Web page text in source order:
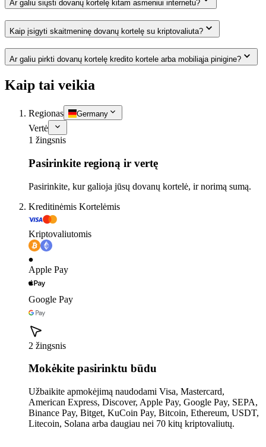
Ar galiu siųsti dovanų kortelę kitam asmeniui internetu?
Kaip įsigyti skaitmeninę dovanų kortelę su kriptovaliuta?
Ar galiu pirkti dovanų kortelę kredito kortele arba mobiliąja pinigine?
Kaip tai veikia
Regionas Germany
Vertė
1 žingsnis
Pasirinkite regioną ir vertę
Pasirinkite, kur galioja jūsų dovanų kortelė, ir norimą sumą.
Kreditinėmis Kortelėmis
Kriptovaliutomis
Apple Pay
Google Pay
2 žingsnis
Mokėkite pasirinktu būdu
Užbaikite apmokėjimą naudodami Visa, Mastercard,
American Express, Discover, Apple Pay, Google Pay, SEPA,
Binance Pay, Bitget, KuCoin Pay, Bitcoin, Ethereum, USDT,
Litecoin, Solana arba daugiau nei 70 kitų kriptovaliutų.